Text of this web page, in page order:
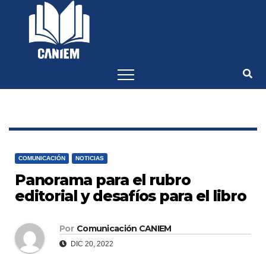
COMUNICACIÓN NOTICIAS
Panorama para el rubro
editorial y desafíos para el libro
Por Comunicación CANIEM
DIC 20, 2022